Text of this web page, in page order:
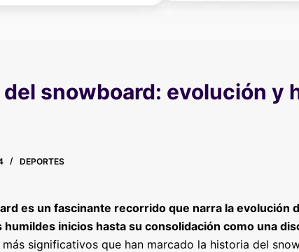
snowboard: evolución y
DEPORTES
es un fascinante recorrido que narra la evolución
inicios hasta su consolidación como una
significativos que han marcado la historia del